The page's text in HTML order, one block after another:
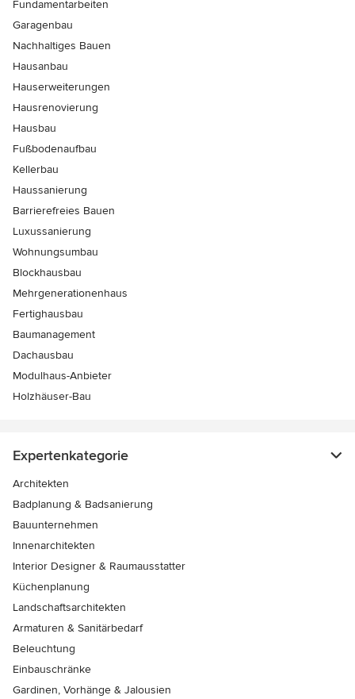
Fundamentarbeiten
Garagenbau
Nachhaltiges Bauen
Hausanbau
Hauserweiterungen
Hausrenovierung
Hausbau
Fußbodenaufbau
Kellerbau
Haussanierung
Barrierefreies Bauen
Luxussanierung
Wohnungsumbau
Blockhausbau
Mehrgenerationenhaus
Fertighausbau
Baumanagement
Dachausbau
Modulhaus-Anbieter
Holzhäuser-Bau
Expertenkategorie
Architekten
Badplanung & Badsanierung
Bauunternehmen
Innenarchitekten
Interior Designer & Raumausstatter
Küchenplanung
Landschaftsarchitekten
Armaturen & Sanitärbedarf
Beleuchtung
Einbauschränke
Gardinen, Vorhänge & Jalousien